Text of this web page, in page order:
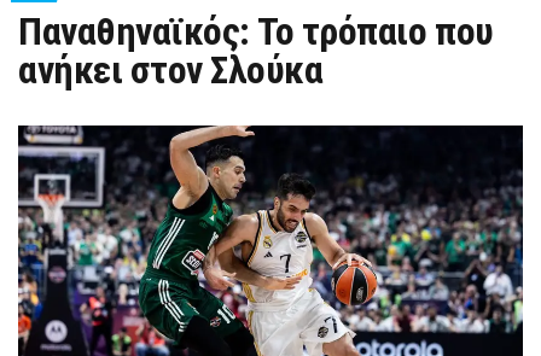
Παναθηναϊκός: Το τρόπαιο που
ανήκει στον Σλούκα